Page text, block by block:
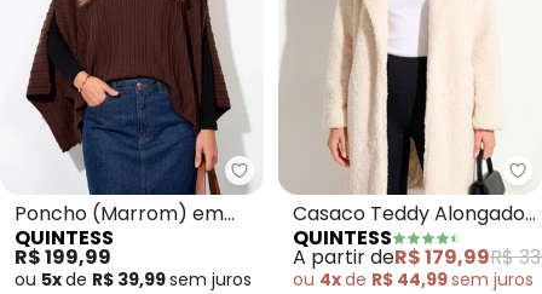
Quintess - Poncho (Marrom)
Poncho (Marrom) em
Tricô
QUINTESS
R$ 199,99
ou 5xde R$ 39,99sem juros
Casaco Teddy Alongado
(Off White)
QUINTESS
A partir deR$ 179,99R$
ou 4xde R$ 44,99sem juros